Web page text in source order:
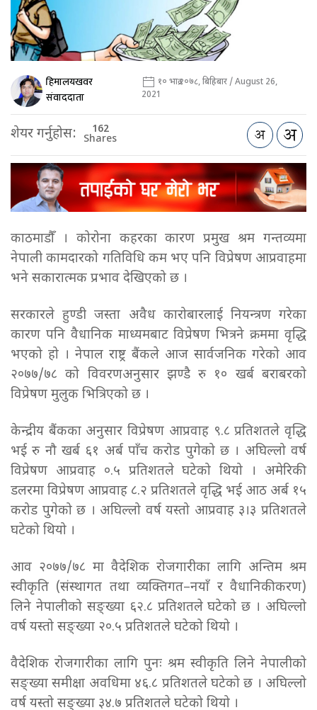
हिमालयखवर
संवाददाता
१० भाद्र २०७८, बिहिबार / August 26,
2021
शेयर गर्नुहोस: 162
Shares
काठमाडौँ । कोरोना कहरका कारण प्रमुख श्रम गन्तव्यमा
नेपाली कामदारको गतिविधि कम भए पनि विप्रेषण आप्रवाहमा
भने सकारात्मक प्रभाव देखिएको छ ।
सरकारले हुण्डी जस्ता अवैध कारोबारलाई नियन्त्रण गरेका
कारण पनि वैधानिक माध्यमबाट विप्रेषण भित्रने क्रममा वृद्धि
भएको हो । नेपाल राष्ट्र बैंकले आज सार्वजनिक गरेको आव
२०७७/७८ को विवरणअनुसार झण्डै रु १० खर्ब बराबरको
विप्रेषण मुलुक भित्रिएको छ ।
केन्द्रीय बैंकका अनुसार विप्रेषण आप्रवाह ९.८ प्रतिशतले वृद्धि
भई रु नौ खर्ब ६१ अर्ब पाँच करोड पुगेको छ । अघिल्लो वर्ष
विप्रेषण आप्रवाह ०.५ प्रतिशतले घटेको थियो । अमेरिकी
डलरमा विप्रेषण आप्रवाह ८.२ प्रतिशतले वृद्धि भई आठ अर्ब १५
करोड पुगेको छ । अघिल्लो वर्ष यस्तो आप्रवाह ३।३ प्रतिशतले
घटेको थियो ।
आव २०७७/७८ मा वैदेशिक रोजगारीका लागि अन्तिम श्रम
स्वीकृति (संस्थागत तथा व्यक्तिगत–नयाँ र वैधानिकीकरण)
लिने नेपालीको सङ्ख्या ६२.८ प्रतिशतले घटेको छ । अघिल्लो
वर्ष यस्तो सङ्ख्या २०.५ प्रतिशतले घटेको थियो ।
वैदेशिक रोजगारीका लागि पुनः श्रम स्वीकृति लिने नेपालीको
सङ्ख्या समीक्षा अवधिमा ४६.८ प्रतिशतले घटेको छ । अघिल्लो
वर्ष यस्तो सङ्ख्या ३४.७ प्रतिशतले घटेको थियो ।